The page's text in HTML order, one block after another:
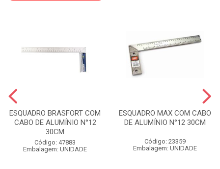
ESQUADRO BRASFORT COM
CABO DE ALUMÍNIO N°12
30CM
Código: 47883
Embalagem: UNIDADE
ESQUADRO MAX COM CABO
DE ALUMÍNIO N°12 30CM
Código: 23359
Embalagem: UNIDADE